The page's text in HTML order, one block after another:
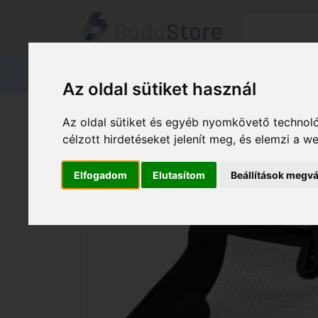
Az oldal sütiket használ
Az oldal sütiket és egyéb nyomkövető
célzott hirdetéseket jelenít meg, és elemzi a
Elfogadom Elutasítom Beállítások
Termékeink HÁZ KERT HOBBY
BIKEFUN Kesztyű BF hosszú AirZone L